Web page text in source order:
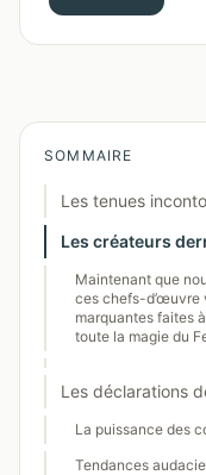
SOMMAIRE
Les tenues
Les créateurs
Maintenant que
ces chefs-d’œuvre
marquantes faites
toute la magie du
Les déclarations
La puissance des
Tendances